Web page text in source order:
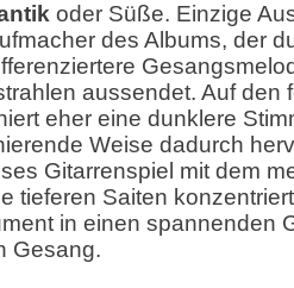
oder Süße. Einzige
des Albums, der
aussendet. Auf den
eher eine dunklere
Weise dadurch
Gitarrenspiel mit dem
tieferen Saiten
in einen spannenden
Gesang.